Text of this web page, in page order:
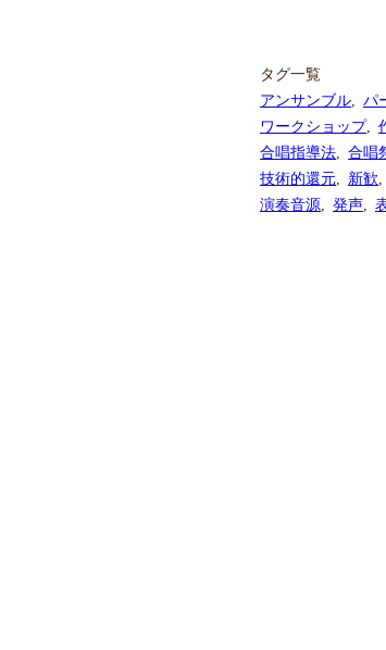
タグ一覧
アンサンブル
パ
ワークショップ
合唱指導法
合唱
技術的還元
新歓
演奏音源
発声